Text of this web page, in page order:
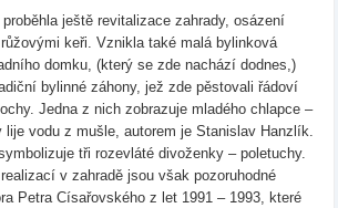
ještě revitalizace zahrady, osázení
keři. Vznikla také malá bylinková
domku, (který se zde nachází dodnes,)
bylinné záhony, jež zde pěstovali řádoví
Jedna z nich zobrazuje mladého chlapce –
lije vodu z mušle, autorem je Stanislav Hanzlík.
tři rozevláté divoženky – poletuchy.
v zahradě jsou však pozoruhodné
Petra Císařovského z let 1991 – 1993, které